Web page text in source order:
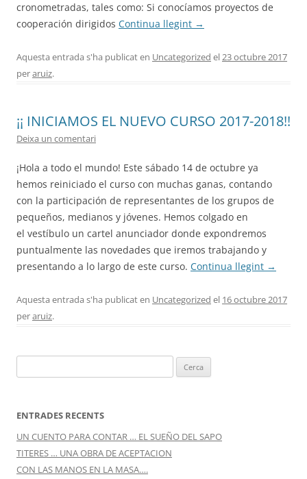
cronometradas, tales como: Si conocíamos proyectos de
cooperación dirigidos Continua llegint →
Aquesta entrada s'ha publicat en Uncategorized el23 octubre 2017
peraruiz.
¡¡ INICIAMOS EL NUEVO CURSO 2017-2018!!
Deixa un comentari
¡Hola a todo el mundo! Este sábado 14 de octubre ya
hemos reiniciado el curso con muchas ganas, contando
con la participación de representantes de los grupos de
pequeños, medianos y jóvenes. Hemos colgado en
el vestíbulo un cartel anunciador donde expondremos
puntualmente las novedades que iremos trabajando y
presentando a lo largo de este curso. Continua llegint →
Aquesta entrada s'ha publicat en Uncategorized el 16 octubre 2017
peraruiz.
ENTRADES RECENTS
UN CUENTO PARA CONTAR … EL SUEÑO DEL SAPO
TITERES … UNA OBRA DE ACEPTACION
CON LAS MANOS EN LA MASA….
SUPORT TERCER SECTOR
CONEIX FUNDESPLAI
La Fundació
L'equip
Missió i valors
Els comptes clars
Memòria d'activitats
Notícies
Butlletins
Diari de la Fundació